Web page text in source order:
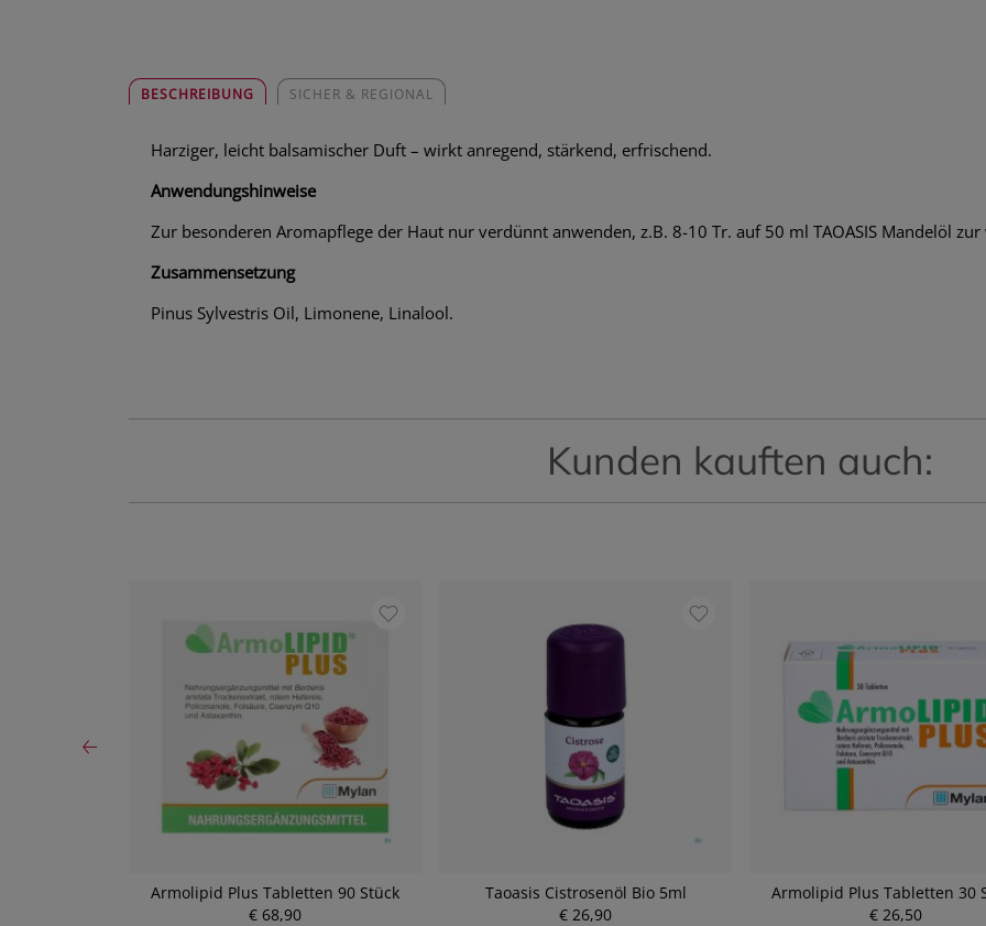
BESCHREIBUNG SICHER & REGIONAL
Harziger, leicht balsamischer Duft – wirkt anregend, stärkend, erfrischend.
Anwendungshinweise
Zur besonderen Aromapflege der Haut nur verdünnt anwenden, z.B. 8-10 Tr. auf 50 ml TAOASIS Mandelöl
Zusammensetzung
Pinus Sylvestris Oil, Limonene, Linalool.
Kunden kauften auch:
Armolipid Plus Tabletten 90 Stück
€ 68,90
Taoasis Cistrosenöl Bio 5ml
€ 26,90
Armolipid Plus Tabletten 30
€ 26,50
P P